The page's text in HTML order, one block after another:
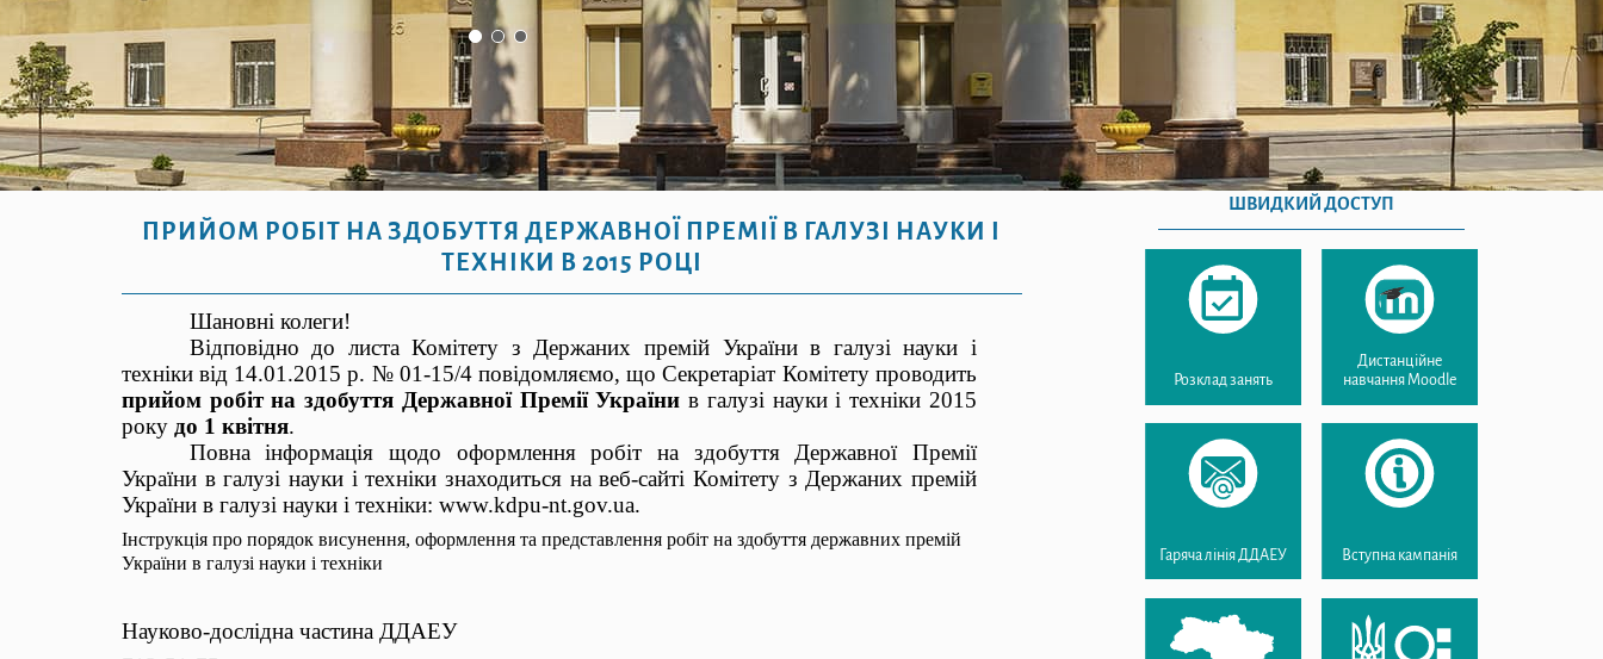
ПРИЙОМ РОБІТ НА ЗДОБУТТЯ ДЕРЖАВНОЇ ПРЕМІЇ В ГАЛУЗІ НАУКИ І
ТЕХНІКИ В 2015 РОЦІ
Шановні колеги!
Відповідно до листа Комітету з Держаних премій України в галузі науки і
техніки від 14.01.2015 р. № 01-15/4 повідомляємо, що Секретаріат Комітету проводить
прийом робіт на здобуття Державної Премії України в галузі науки і техніки 2015
року до 1 квітня.
Повна інформація щодо оформлення робіт на здобуття Державної Премії
України в галузі науки і техніки знаходиться на веб-сайті Комітету з Держаних премій
України в галузі науки і техніки: www.kdpu-nt.gov.ua.
Інструкція про порядок висунення, оформлення та представлення робіт на здобуття державних премій
України в галузі науки і техніки
Науково-дослідна частина ДДАЕУ
ШВИДКИЙ ДОСТУП
Розклад занять
Дистанційне
навчання Moodle
Гаряча лінія ДДАЕУ Вступна кампанія